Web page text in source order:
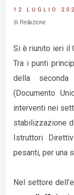
12 LUGLIO
di Redazione
Si è riunito ieri il
Tra i punti
della
(Documento
interventi nei
stabilizzazione
Istruttori
pesanti, per una
Nel settore